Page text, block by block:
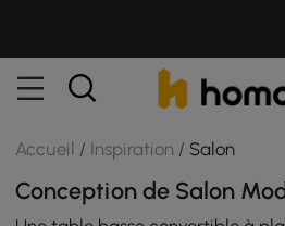
Accueil / Inspiration / Salon